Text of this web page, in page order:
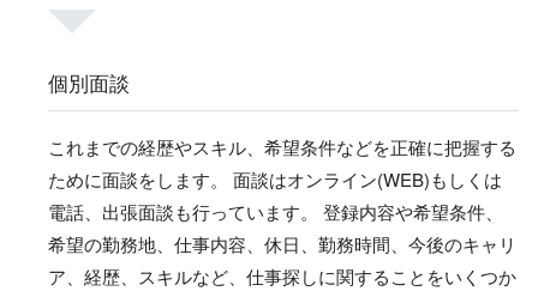
個別面談
これまでの経歴やスキル、希望条件などを正確に把握する
ために面談をします。 面談はオンライン(WEB)もしくは
電話、出張面談も行っています。 登録内容や希望条件、
希望の勤務地、仕事内容、休日、勤務時間、今後のキャリ
ア、経歴、スキルなど、仕事探しに関することをいくつか